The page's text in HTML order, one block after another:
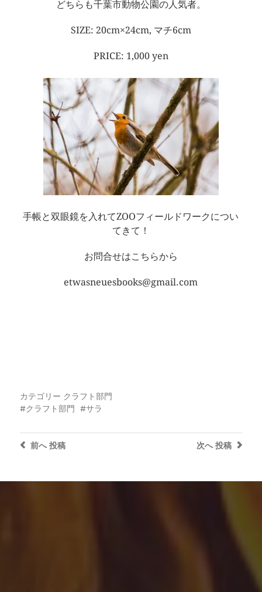
どちらも千葉市動物公園の人気者。
SIZE: 20cm×24cm, マチ6cm
PRICE: 1,000 yen
手帳と双眼鏡を入れてZOOフィールドワークについ
てきて！
お問合せはこちらから
etwasneuesbooks@gmail.com
カテゴリー クラフト部門
クラフト部門
サラ
次へ 投稿
前へ投稿